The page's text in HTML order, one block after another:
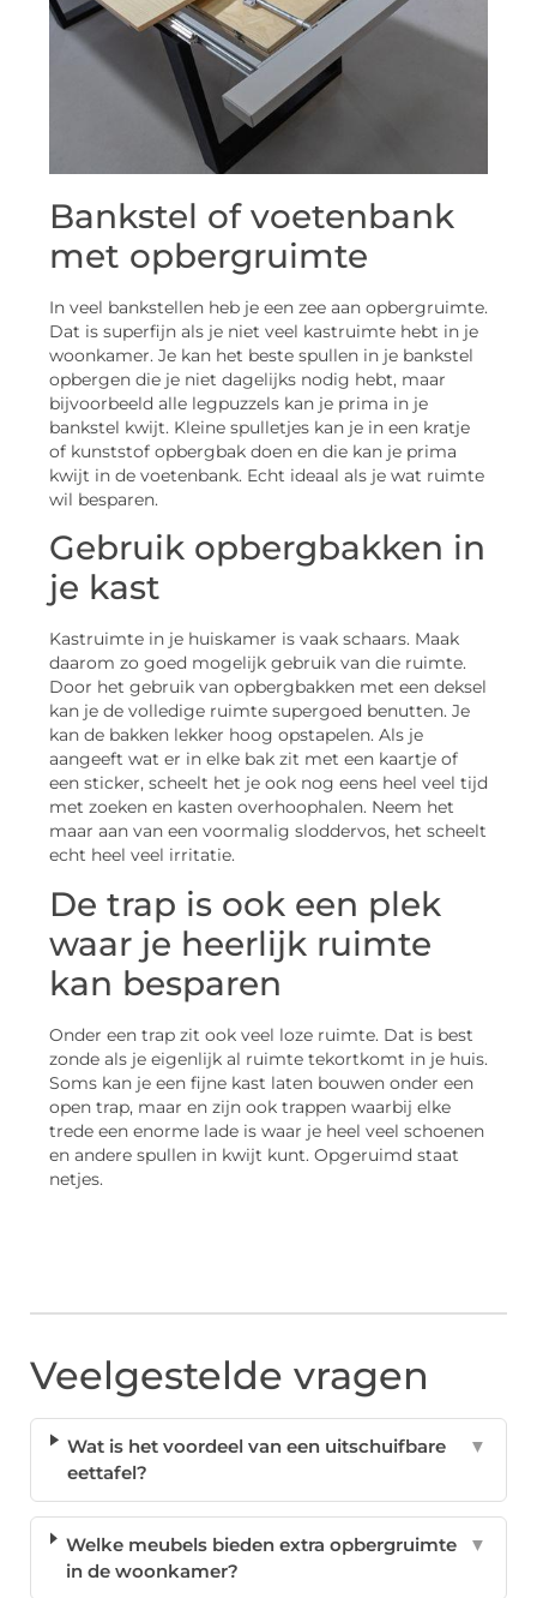
Bankstel of voetenbank
met opbergruimte
In veel bankstellen heb je een zee aan opbergruimte.
Dat is superfijn als je niet veel kastruimte hebt in je
woonkamer. Je kan het beste spullen in je bankstel
opbergen die je niet dagelijks nodig hebt, maar
bijvoorbeeld alle legpuzzels kan je prima in je
bankstel kwijt. Kleine spulletjes kan je in een kratje
of kunststof opbergbak doen en die kan je prima
kwijt in de voetenbank. Echt ideaal als je wat ruimte
wil besparen.
Gebruik opbergbakken in
je kast
Kastruimte in je huiskamer is vaak schaars. Maak
daarom zo goed mogelijk gebruik van die ruimte.
Door het gebruik van opbergbakken met een deksel
kan je de volledige ruimte supergoed benutten. Je
kan de bakken lekker hoog opstapelen. Als je
aangeeft wat er in elke bak zit met een kaartje of
een sticker, scheelt het je ook nog eens heel veel tijd
met zoeken en kasten overhoophalen. Neem het
maar aan van een voormalig sloddervos, het scheelt
echt heel veel irritatie.
De trap is ook een plek
waar je heerlijk ruimte
kan besparen
Onder een trap zit ook veel loze ruimte. Dat is best
zonde als je eigenlijk al ruimte tekortkomt in je huis.
Soms kan je een fijne kast laten bouwen onder een
open trap, maar en zijn ook trappen waarbij elke
trede een enorme lade is waar je heel veel schoenen
en andere spullen in kwijt kunt. Opgeruimd staat
netjes.
Veelgestelde vragen
Wat is het voordeel van een uitschuifbare
eettafel?
▼
Welke meubels bieden extra opbergruimte
in de woonkamer?
▼